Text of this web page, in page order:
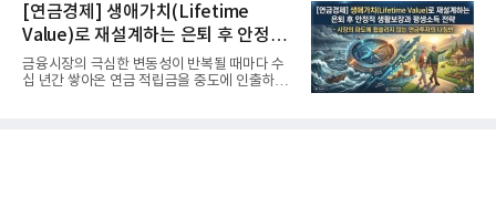
[연금경제] 생애가치(Lifetime
Value)로 재설계하는 은퇴 후 안정적
생활보장과 평생소득 전략
금융시장의 극심한 변동성이 반복될 때마다 수
십 년간 쌓아온 연금 적립금을 중도에 인출하거